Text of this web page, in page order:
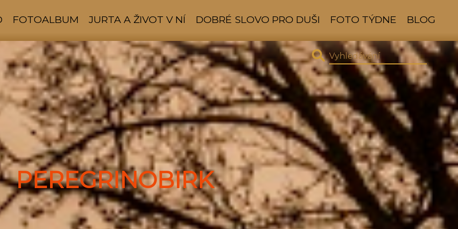
FOTOALBUM JURTA A ŽIVOT V NÍ DOBRÉ SLOVO PRO DUŠI FOTO TÝDNE BLOG
PEREGRINOBIRK